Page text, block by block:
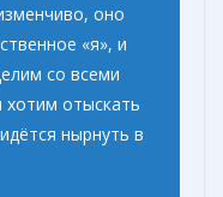
оно
«я», и
со всеми
отыскать
нырнуть в